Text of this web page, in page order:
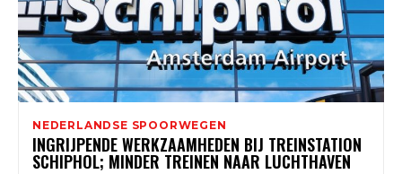
NEDERLANDSE SPOORWEGEN
INGRIJPENDE WERKZAAMHEDEN BIJ TREINSTATION
SCHIPHOL; MINDER TREINEN NAAR LUCHTHAVEN